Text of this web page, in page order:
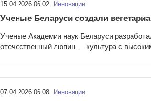
15.04.2026 06:02 Инновации
Ученые Беларуси создали
Ученые Академии наук Беларуси
отечественный люпин — культура с
07.04.2026 06:08 Инновации